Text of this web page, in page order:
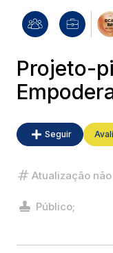
Projeto-
Seguir
Atualização
Público;